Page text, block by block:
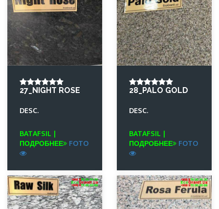
27_NIGHT ROSE
DESC.
BATAFSIL |
ПОДРОБНЕЕ
FOTO
28_PALO GOLD
DESC.
BATAFSIL |
ПОДРОБНЕЕ
FOTO